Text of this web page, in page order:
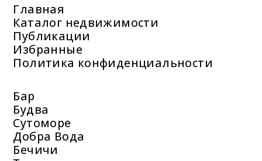
Главная
Каталог недвижимости
Публикации
Избранные
Политика конфиденциальности
Бар
Будва
Сутоморе
Добра Вода
Бечичи